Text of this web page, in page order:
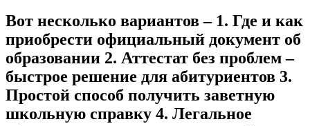
Вот несколько вариантов – 1. Где и как
приобрести официальный документ об
образовании 2. Аттестат без проблем –
быстрое решение для абитуриентов 3.
Простой способ получить заветную
школьную справку 4. Легальное